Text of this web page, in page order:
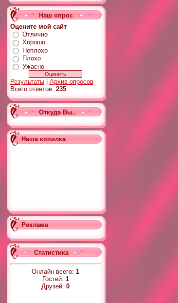
Наш опрос
Оцените мой сайт
Отлично
Хорошо
Неплохо
Плохо
Ужасно
Результаты| Архив опросов
Всего ответов: 235
Откуда Вы..
Наша копилка
Реклама
Статистика
Онлайн всего: 1
Гостей: 1
Друзей: 0